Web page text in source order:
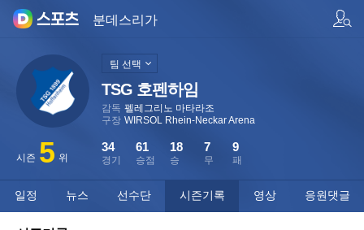
분데스리가
TSG 호펜하임
감독 펠레그리노 마타라조
구장 WIRSOL Rhein-Neckar Arena
시즌 5 위 경기
34
승점
61
승
18
무
7
패
9
팀 선택
일정 뉴스 선수단 시즌기록 영상 응원댓글